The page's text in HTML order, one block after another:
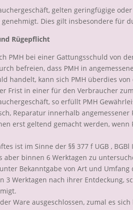
gelten geringfügige
Dies gilt insbesondere für
Rügepflicht
PMH bei einer Gattungsschuld von
befreien, dass PMH in
handelt, kann sich PMH überdies
Frist in einer für den Verbraucher
so erfüllt PMH
Reparatur innerhalb
erst geltend gemacht werden,
ist im Sinne der §§ 377 f UGB ,
binnen 6 Werktagen zu
Bekanntgabe von Art und
3 Werktagen nach ihrer
Ware ausgeschlossen, zumal es